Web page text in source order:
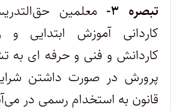
تبصره ۳-
معلمین
کاردانی آموزش ابتدایی
کاردانش و فنی و حرفه ای
قانون به استخدام رسمی در